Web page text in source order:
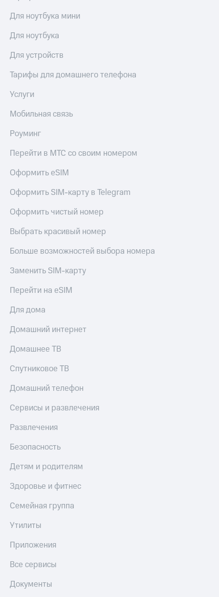
Для ноутбука мини
Для ноутбука
Для устройств
Тарифы для домашнего телефона
Услуги
Мобильная связь
Роуминг
Перейти в МТС со своим номером
Оформить eSIM
Оформить SIM-карту в Telegram
Оформить чистый номер
Выбрать красивый номер
Больше возможностей выбора номера
Заменить SIM-карту
Перейти на eSIM
Для дома
Домашний интернет
Домашнее ТВ
Спутниковое ТВ
Домашний телефон
Сервисы и развлечения
Развлечения
Безопасность
Детям и родителям
Здоровье и фитнес
Семейная группа
Утилиты
Приложения
Все сервисы
Документы